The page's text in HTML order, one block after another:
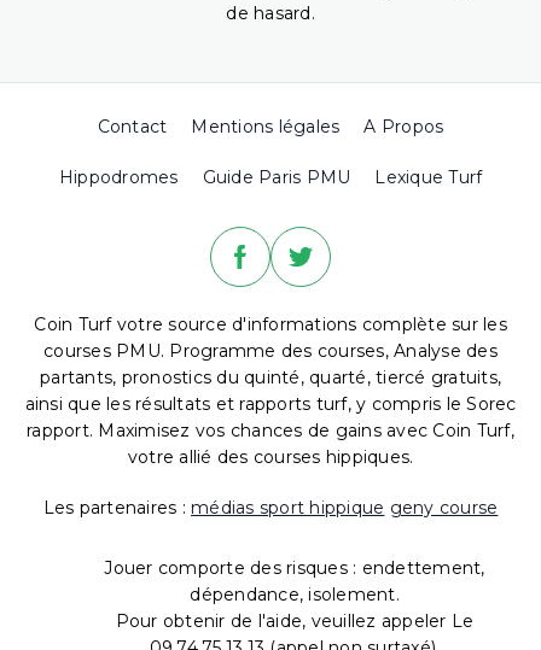
de hasard.
Contact Mentions légales A Propos
Hippodromes Guide Paris PMU Lexique Turf
Coin Turf votre source d'informations complète sur les
courses PMU. Programme des courses, Analyse des
partants, pronostics du quinté, quarté, tiercé gratuits,
ainsi que les résultats et rapports turf, y compris le Sorec
rapport. Maximisez vos chances de gains avec Coin Turf,
votre allié des courses hippiques.
Les partenaires : médias sport hippique geny course
Jouer comporte des risques : endettement,
dépendance, isolement.
Pour obtenir de l'aide, veuillez appeler Le